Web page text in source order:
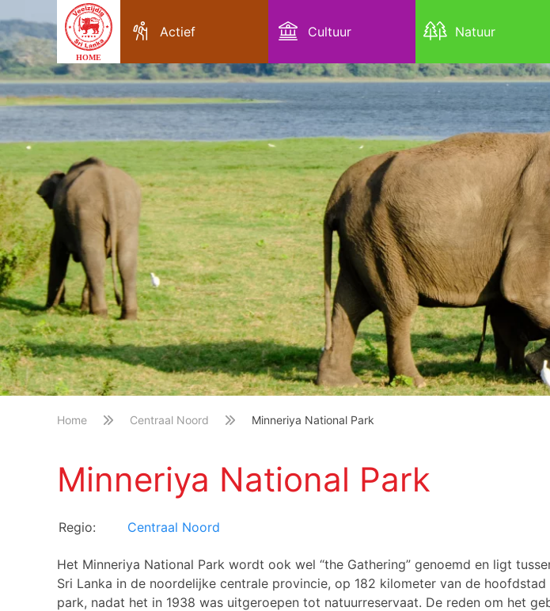
HOME
Actief Cultuur Natuur
Home Centraal Noord Minneriya National Park
Minneriya National Park
Regio: Centraal Noord
Het Minneriya National Park wordt ook wel “the Gathering” genoemd en ligt
Sri Lanka in de noordelijke centrale provincie, op 182 kilometer van de hoofdstad
park, nadat het in 1938 was uitgeroepen tot natuurreservaat. De reden om het